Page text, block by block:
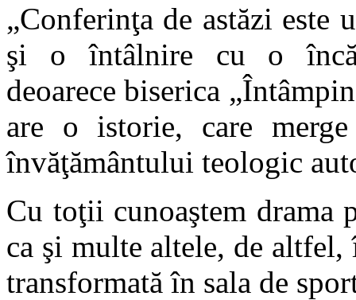
„Conferinţa de astăzi
şi o întâlnire cu o
deoarece biserica
are o istorie, care
învăţământului teologic
Cu toţii cunoaştem drama
ca şi multe altele, de
transformată în sala de